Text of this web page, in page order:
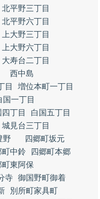
北平野三丁目
北平野六丁目
上大野三丁目
上大野六丁目
大寿台二丁目
西中島
目
増位本町一丁目
国一丁目
丁目
白国五丁目
城見台三丁目
野
四郷町坂元
町中鈴
四郷町本郷
町東阿保
寺 御国野町御着
別所町家具町